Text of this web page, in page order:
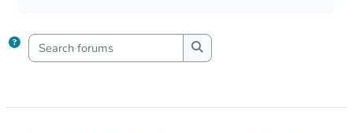
Search forums
Search forums